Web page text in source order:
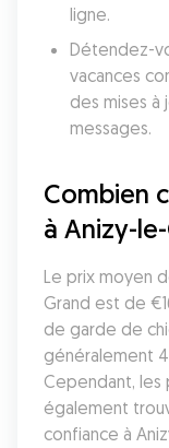
ligne.
Détendez-
vacances
des mises
messages.
Combien
à Anizy-
Le prix moyen
Grand est de
de garde de
généralement
Cependant,
également
confiance à